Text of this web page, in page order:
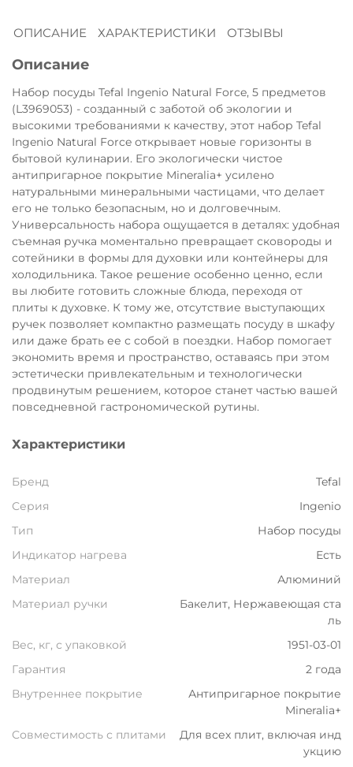
ОПИСАНИЕ ХАРАКТЕРИСТИКИ ОТЗЫВЫ
Описание
Набор посуды Tefal Ingenio Natural Force, 5 предметов
(L3969053) - созданный с заботой об экологии и
высокими требованиями к качеству, этот набор Tefal
Ingenio Natural Force открывает новые горизонты в
бытовой кулинарии. Его экологически чистое
антипригарное покрытие Mineralia+ усилено
натуральными минеральными частицами, что делает
его не только безопасным, но и долговечным.
Универсальность набора ощущается в деталях: удобная
съемная ручка моментально превращает сковороды и
сотейники в формы для духовки или контейнеры для
холодильника. Такое решение особенно ценно, если
вы любите готовить сложные блюда, переходя от
плиты к духовке. К тому же, отсутствие выступающих
ручек позволяет компактно размещать посуду в шкафу
или даже брать ее с собой в поездки. Набор помогает
экономить время и пространство, оставаясь при этом
эстетически привлекательным и технологически
продвинутым решением, которое станет частью вашей
повседневной гастрономической рутины.
Характеристики
Бренд
Tefal
Серия
Ingenio
Тип
Набор посуды
Индикатор нагрева
Есть
Материал
Алюминий
Материал ручки
Бакелит, Нержавеющая ста
ль
Вес, кг, с упаковкой
1951-03-01
Гарантия
2 года
Внутреннее покрытие
Антипригарное покрытие
Mineralia+
Совместимость с плитами
Для всех плит, включая инд
укцию
25
раз в 2 недели
8 800 302-02-51